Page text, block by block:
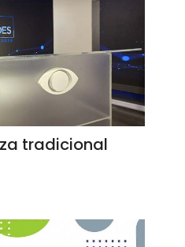
tradicional